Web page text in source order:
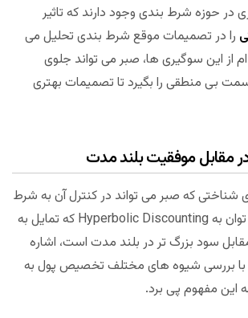
در حوزه شرط بندی وجود دارند که تاثیر
را در تصمیمات موقع شرط بندی تحلیل می
از این سوگیری ها، صبر می تواند جلوی
بی منطقی را بگیرد تا تصمیمات بهتری
مقابل موفقیت بلند مدت
شناختی که صبر می تواند در کنترل آن به شرط
بندان کمک کند، می توان به Hyperbolic Discounting که تمایل به
سود بزرگ تر در بلند مدت است، اشاره
با بررسی شیوه های مختلف تخصیص پول به
مفهوم پی برد.